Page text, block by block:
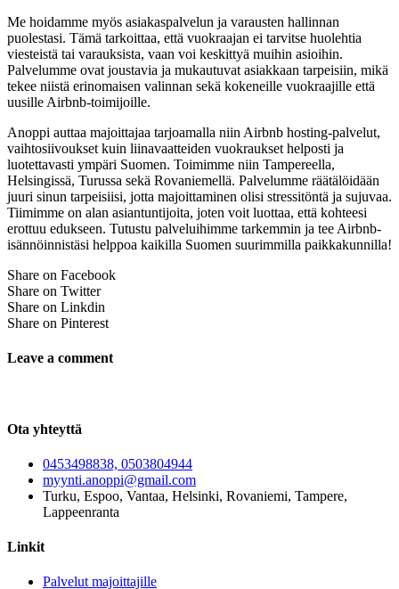
Me hoidamme myös asiakaspalvelun ja varausten hallinnan
puolestasi. Tämä tarkoittaa, että vuokraajan ei tarvitse huolehtia
viesteistä tai varauksista, vaan voi keskittyä muihin asioihin.
Palvelumme ovat joustavia ja mukautuvat asiakkaan tarpeisiin, mikä
tekee niistä erinomaisen valinnan sekä kokeneille vuokraajille että
uusille Airbnb-toimijoille.
Anoppi auttaa majoittajaa tarjoamalla niin Airbnb hosting-palvelut,
vaihtosiivoukset kuin liinavaatteiden vuokraukset helposti ja
luotettavasti ympäri Suomen. Toimimme niin Tampereella,
Helsingissä, Turussa sekä Rovaniemellä. Palvelumme räätälöidään
juuri sinun tarpeisiisi, jotta majoittaminen olisi stressitöntä ja sujuvaa.
Tiimimme on alan asiantuntijoita, joten voit luottaa, että kohteesi
erottuu edukseen. Tutustu palveluihimme tarkemmin ja tee Airbnb-
isännöinnistäsi helppoa kaikilla Suomen suurimmilla paikkakunnilla!
Share on Facebook
Share on Twitter
Share on Linkdin
Share on Pinterest
Leave a comment
Ota yhteyttä
0453498838, 0503804944
myynti.anoppi@gmail.com
Turku, Espoo, Vantaa, Helsinki, Rovaniemi, Tampere,
Lappeenranta
Linkit
Palvelut majoittajille